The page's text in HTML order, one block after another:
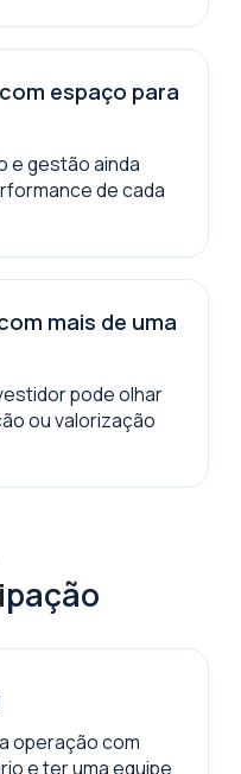
espaço para
e gestão ainda
de cada
mais de uma
pode olhar
ou valorização
operação com
e ter uma equipe